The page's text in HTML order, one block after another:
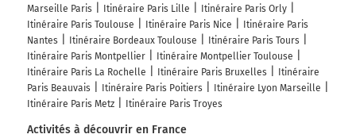
Marseille Paris
Itinéraire Paris Lille
Itinéraire Paris Orly
Itinéraire Paris Toulouse
Itinéraire Paris Nice
Itinéraire Paris
Nantes
Itinéraire Bordeaux Toulouse
Itinéraire Paris Tours
Itinéraire Paris Montpellier
Itinéraire Montpellier Toulouse
Itinéraire Paris La Rochelle
Itinéraire Paris Bruxelles
Itinéraire
Paris Beauvais
Itinéraire Paris Poitiers
Itinéraire Lyon Marseille
Itinéraire Paris Metz
Itinéraire Paris Troyes
Activités à découvrir en France